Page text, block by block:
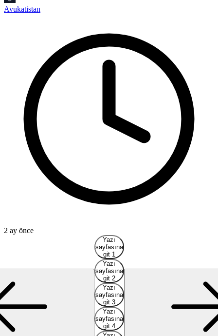
Avukatistan
2 ay önce
Yazı
sayfasına
git 1
Yazı
sayfasına
git 2
Yazı
sayfasına
git 3
Yazı
sayfasına
git 4